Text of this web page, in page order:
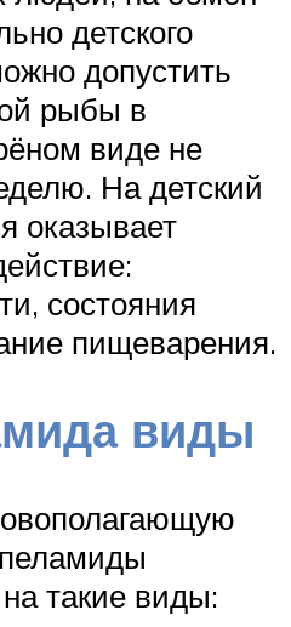
детского
допустить
рыбы в
виде не
На детский
оказывает
состояния
пищеварения.
виды
такие виды: